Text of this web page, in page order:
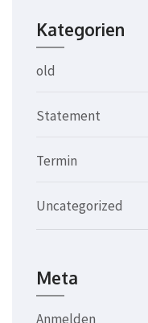
Kategorien
old
Statement
Termin
Uncategorized
Meta
Anmelden